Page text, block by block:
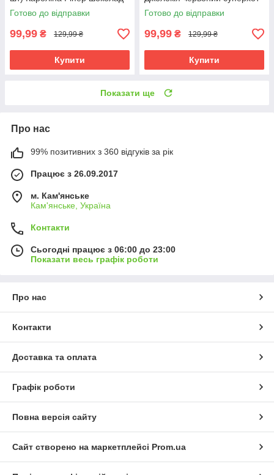
каролінський жнець чілі
суперхот до 2 200 000 SHU
Готово до відправки
99,99 ₴ 129,99 ₴
Купити
до 1 000 000 SHU
Готово до відправки
99,99 ₴ 129,99 ₴
Купити
Показати ще
Про нас
99% позитивних з 360 відгуків за рік
Працює з 26.09.2017
м. Кам'янське
Кам'янське, Україна
Контакти
Сьогодні працює з 06:00 до 23:00
Показати весь графік роботи
Про нас
Контакти
Доставка та оплата
Графік роботи
Повна версія сайту
Сайт створено на маркетплейсі Prom.ua